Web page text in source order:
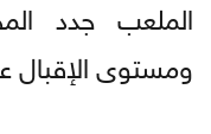
الملعب جدد
ومستوى الإقبال